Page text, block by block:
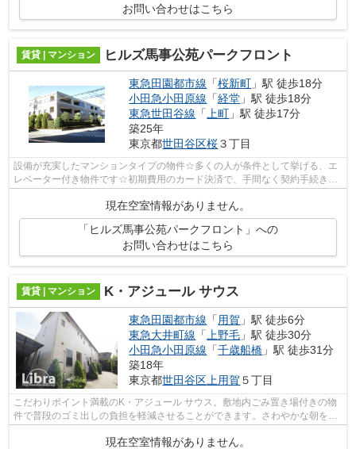
お問い合わせはこちら
賃貸 | マンション ヒルズ馬事公苑パークフロント
東急田園都市線 「桜新町 」駅 徒歩18分
小田急小田原線 「経堂 」駅 徒歩18分
東急世田谷線 「上町 」駅 徒歩17分
築25年
東京都世田谷区桜３丁目
設備が充実したマンションタイプの物件☆多くの人が条件として挙げる、エ
レベーター付き物件です☆初期費用のカード決済で、手間なく契約手続きを
進められます☆世田谷区エリアにある賃貸...
現在空室情報がありません。
「ヒルズ馬事公苑パークフロント」への
お問い合わせはこちら
賃貸 | マンション K・アジュール サウス
東急田園都市線 「 用賀 」駅 徒歩6分
東急大井町線 「 上野毛 」駅 徒歩30分
小田急小田原線 「千歳船橋 」駅 徒歩31分
築18年
東京都世田谷区 上用賀 ５丁目
こだわりポイント満載のK・アジュール サウス。敷地内ごみ置き場付きの物
件で普段のゴミ出しの負担を軽減させることができます。さわやかな朝を迎
えることのできる通風良好な物件。ポ...
現在空室情報がありません。